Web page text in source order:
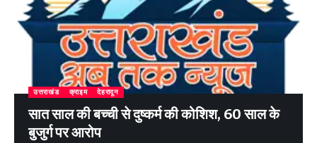
उत्तराखंड क्राइम देहरादून
सात साल की बच्ची से दुष्कर्म की कोशिश, 60 साल के
बुजुर्ग पर आरोप